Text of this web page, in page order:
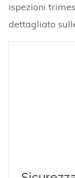
ispezioni
dettagliato